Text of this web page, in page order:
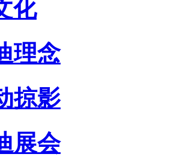
化
理念
掠影
展会